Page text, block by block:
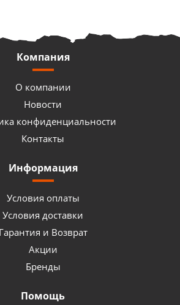
Компания
О компании
Новости
конфиденциальности
Контакты
Информация
Условия оплаты
Условия доставки
Гарантия и Возврат
Акции
Бренды
Помощь